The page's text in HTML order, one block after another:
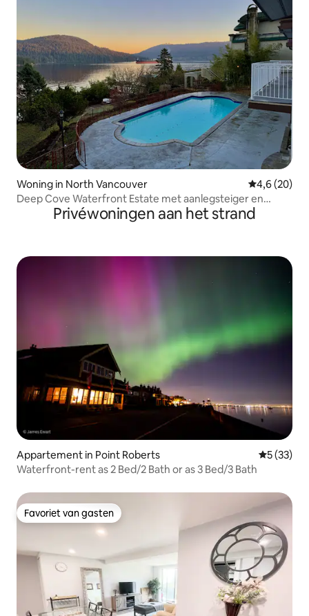
Woning in North Vancouver Gemiddelde
4,6 (20)
Deep Cove Waterfront Estate met aanlegsteiger en
zwembadPrivéwoningen aan het strand
Appartement in Point Roberts
5 (33)
Waterfront-rent as 2 Bed/2 Bath or as 3 Bed/3 Bath
Favoriet van gasten
Favoriet van gasten